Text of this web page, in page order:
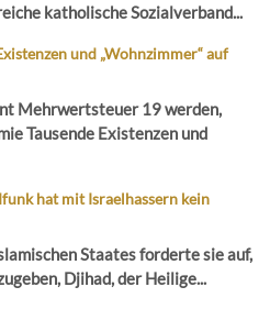
katholische Sozialverband...
und „Wohnzimmer“ auf
Mehrwertsteuer 19 werden,
Tausende Existenzen und
hat mit Israelhassern kein
Staates forderte sie auf,
Djihad, der Heilige...